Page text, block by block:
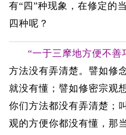
有“四”种现象，在修定的
四种呢？
“一于三摩地方便不善
方法没有弄清楚。譬如修
就没有懂；譬如修密宗观
你们方法都没有弄清楚；
观的方便你都没有懂，那